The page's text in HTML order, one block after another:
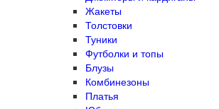
Жакеты
Толстовки
Туники
Футболки и топы
Блузы
Комбинезоны
Платья